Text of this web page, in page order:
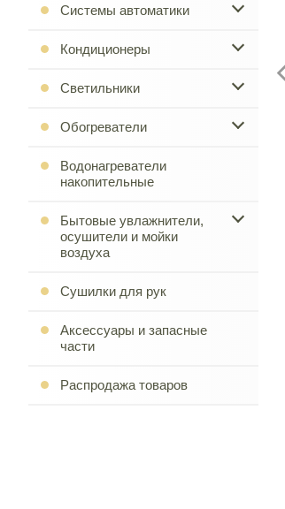
Системы автоматики
Кондиционеры
Светильники
Обогреватели
Водонагреватели
накопительные
Бытовые увлажнители,
осушители и мойки
воздуха
Сушилки для рук
Аксессуары и запасные
части
Распродажа товаров